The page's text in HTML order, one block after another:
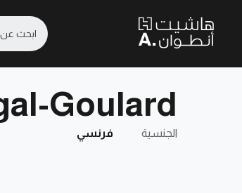
Goulard
الجنسية فرنسي